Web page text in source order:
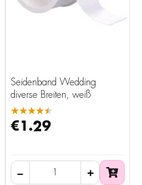
Seidenband Wedding
diverse Breiten, weiß
★★★★★
€1.29